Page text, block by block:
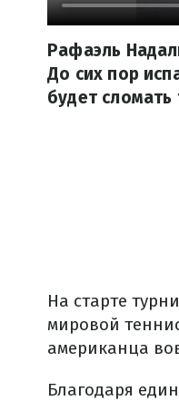
Рафаэль
До сих пор
будет сломать
На старте
мировой
американца
Благодаря